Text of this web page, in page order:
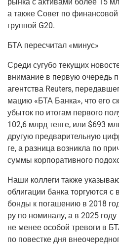
а так­же Совет по
груп­пой G20.
БТА пере­счи­тал «минус»
Сре­ди сугу­бо теку­щих
вни­ма­ние в первую оче­редь
агент­ства Reuters,
ма­цию «БТА Бан­ка», что его
убы­ток по ито­гам пер­во­го
102,6 млрд тен­ге, или $693
дру­гую пред­ва­ри­тель­ную
ге, а раз­ни­ца воз­ник­ла по
сум­мы кор­по­ра­тив­но­го
Наши кол­ле­ги так­же
обли­га­ции бан­ка тор­гу­ют­ся
бон­ды к пога­ше­нию в 2018
ру по номи­на­лу, а в 2025
не менее осо­бой тре­во­ги в
по повест­ке дня